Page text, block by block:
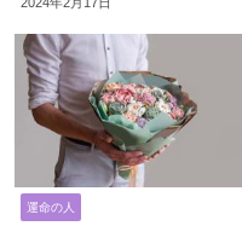
運命の人